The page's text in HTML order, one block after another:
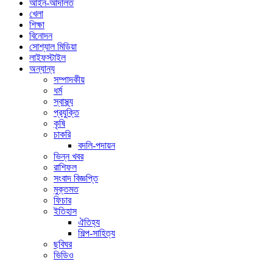
আইন-আদালত
খেলা
শিক্ষা
বিনোদন
সোশ্যাল মিডিয়া
লাইফস্টাইল
অন্যান্য
সম্পাদকীয়
ধর্ম
স্বাস্থ্য
প্রযুক্তি
কৃষি
চাকরি
বদলি-পদায়ন
ভিন্ন খবর
রাশিফল
সংবাদ বিজ্ঞপ্তি
মুক্তমত
ফিচার
ইতিহাস
ঐতিহ্য
শিল্প-সাহিত্য
ছবিঘর
ভিডিও